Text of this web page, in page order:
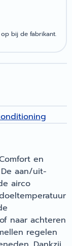
bij de fabrikant.
en
aan/uit-
airco
naar achteren
regelen